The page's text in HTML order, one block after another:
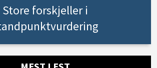
Store forskjeller i